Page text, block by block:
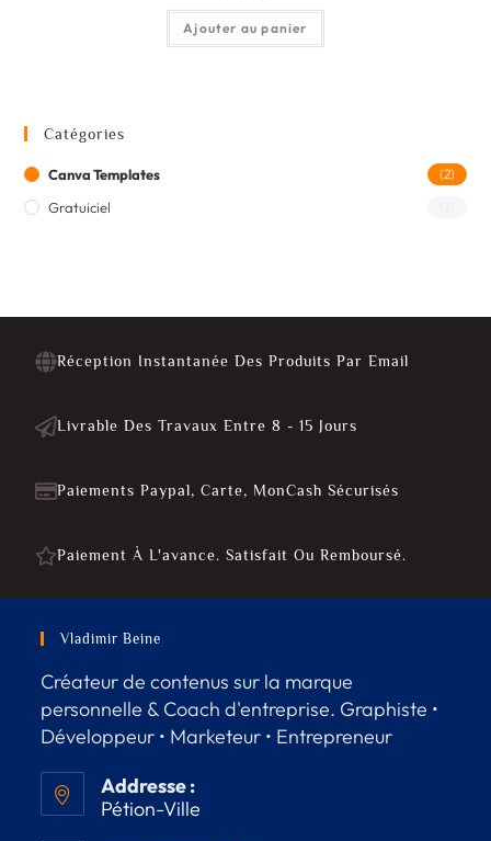
Ajouter au panier
Catégories
Canva Templates (2)
Gratuiciel
Réception Instantanée Des Produits Par Email
Livrable Des Travaux Entre 8 - 15 Jours
Paiements Paypal, Carte, MonCash Sécurisés
Paiement À L'avance. Satisfait Ou Remboursé.
Vladimir Beine
Créateur de contenus sur la marque
personnelle & Coach d'entreprise. Graphiste •
Développeur • Marketeur • Entrepreneur
Addresse :
Pétion-Ville